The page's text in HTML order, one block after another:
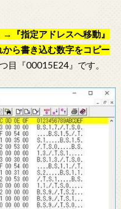
→『指定アドレスへ移動』
ら書き込む数字をコピー
目『00015E24』です。